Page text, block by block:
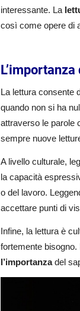
interessante. La
così come opere di
La lettura consente
quando non si ha
attraverso le parole
sempre nuove
A livello culturale,
la capacità
o del lavoro.
accettare punti di
Infine, la lettura è
fortemente
l’importanzadel